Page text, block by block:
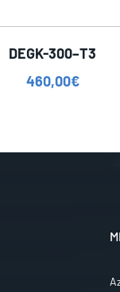
DEGK-300–T3
460,00€